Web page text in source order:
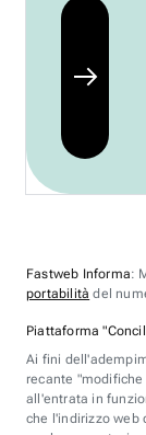
Fastweb Informa:
portabilità del
Piattaforma
Ai fini
recante
all'entrata in
che l'indirizzo web